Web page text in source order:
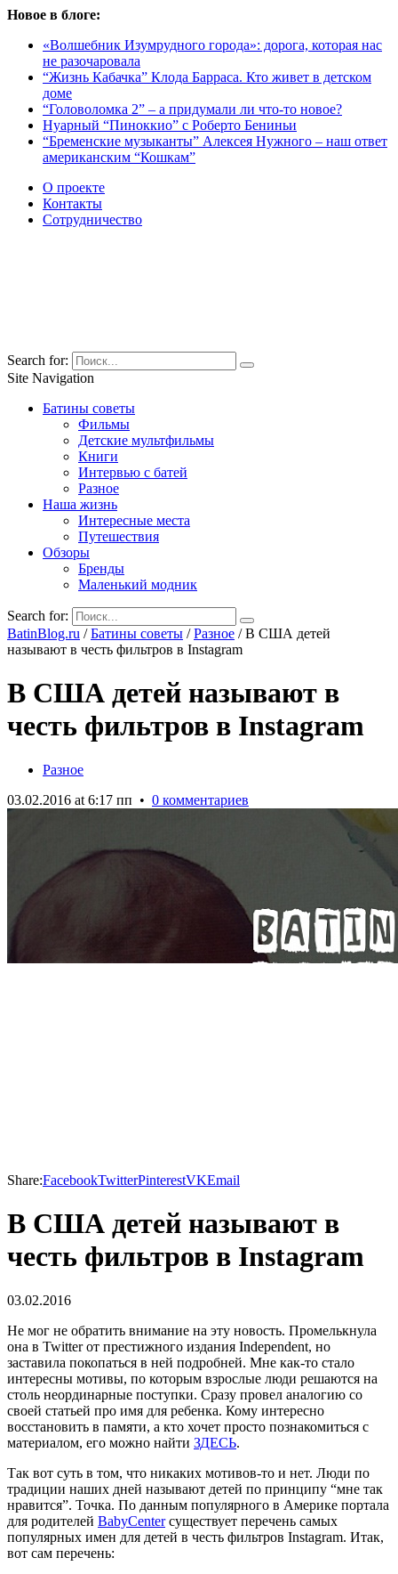
Новое в блоге:
«Волшебник Изумрудного города»: дорога, которая нас
не разочаровала
“Жизнь Кабачка” Клода Барраса. Кто живет в детском
доме
“Головоломка 2” – а придумали ли что-то новое?
Нуарный “Пиноккио” с Роберто Бениньи
“Бременские музыканты” Алексея Нужного – наш ответ
американским “Кошкам”
О проекте
Контакты
Сотрудничество
Search for:
Site Navigation
Батины советы
Фильмы
Детские мультфильмы
Книги
Интервью с батей
Разное
Наша жизнь
Интересные места
Путешествия
Обзоры
Бренды
Маленький модник
Search for:
BatinBlog.ru /Батины советы /Разное /В США детей
называют в честь фильтров в Instagram
В США детей называют в
честь фильтров в Instagram
Разное
03.02.2016 at 6:17 пп • 0 комментариев
Share:FacebookTwitterPinterestVKEmail
В США детей называют в
честь фильтров в Instagram
03.02.2016
Не мог не обратить внимание на эту новость. Промелькнула
она в Twitter от престижного издания Independent, но
заставила покопаться в ней подробней. Мне как-то стало
интересны мотивы, по которым взрослые люди решаются на
столь неординарные поступки. Сразу провел аналогию со
своей статьей про имя для ребенка. Кому интересно
восстановить в памяти, а кто хочет просто познакомиться с
материалом, его можно найти ЗДЕСЬ.
Так вот суть в том, что никаких мотивов-то и нет. Люди по
традиции наших дней называют детей по принципу “мне так
нравится”. Точка. По данным популярного в Америке портала
для родителей BabyCenterсуществует перечень самых
популярных имен для детей в честь фильтров Instagram. Итак,
вот сам перечень: